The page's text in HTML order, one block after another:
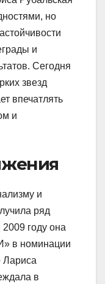
но
и
Сегодня
звезд
впечатлять
и
и
ряд
году она
в номинации
Лариса
в